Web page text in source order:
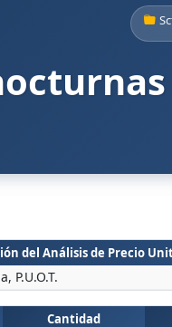
del Análisis de Precio
P.U.O.T.
Cantidad